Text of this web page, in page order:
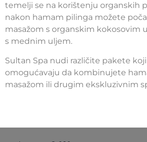
temelji se na korištenju organskih
nakon hamam pilinga možete
masažom s organskim kokosovim
s mednim uljem.
Sultan Spa nudi različite pakete
omogućavaju da kombinujete
masažom ili drugim ekskluzivnim